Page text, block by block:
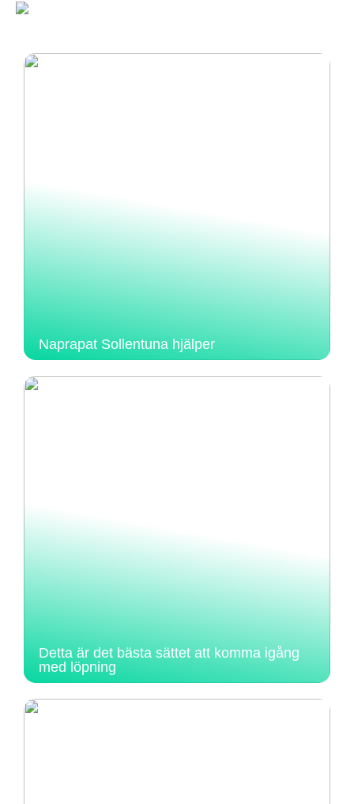
Naprapat Sollentuna hjälper
Detta är det bästa sättet att komma igång
med löpning